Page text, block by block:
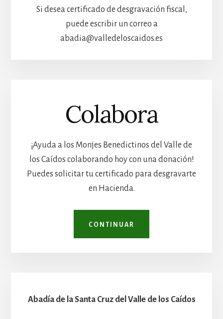
Si desea certificado de desgravación fiscal,
puede escribir un correo a
abadia@valledeloscaidos.es
Colabora
¡Ayuda a los Monjes Benedictinos del Valle de
los Caídos colaborando hoy con una donación!
Puedes solicitar tu certificado para desgravarte
en Hacienda.
CONTINUAR
Abadía de la Santa Cruz del Valle de los Caídos